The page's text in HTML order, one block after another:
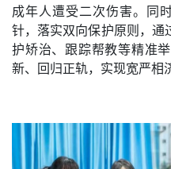
成年人遭受二次伤害。同
针，落实双向保护原则，通
护矫治、跟踪帮教等精准
新、回归正轨，实现宽严相